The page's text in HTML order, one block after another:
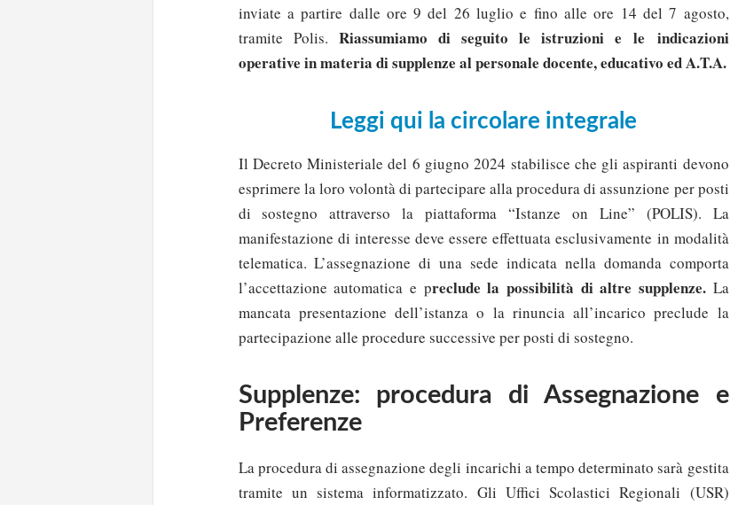
inviate a partire dalle ore 9 del 26 luglio e fino alle ore 14 del 7 agosto,
tramite Polis. Riassumiamo di seguito le istruzioni e le indicazioni
operative in materia di supplenze al personale docente, educativo ed A.T.A.
Leggi qui la circolare integrale
Il Decreto Ministeriale del 6 giugno 2024 stabilisce che gli aspiranti devono
esprimere la loro volontà di partecipare alla procedura di assunzione per posti
di sostegno attraverso la piattaforma “Istanze on Line” (POLIS). La
manifestazione di interesse deve essere effettuata esclusivamente in modalità
telematica. L’assegnazione di una sede indicata nella domanda comporta
l’accettazione automatica e preclude la possibilità di altre supplenze.La
mancata presentazione dell’istanza o la rinuncia all’incarico preclude la
partecipazione alle procedure successive per posti di sostegno.
Supplenze: procedura di Assegnazione e
Preferenze
La procedura di assegnazione degli incarichi a tempo determinato sarà gestita
tramite un sistema informatizzato. Gli Uffici Scolastici Regionali (USR)